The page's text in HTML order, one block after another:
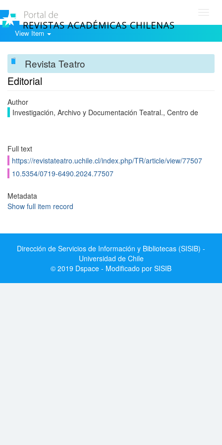
View Item
Revista Teatro
Editorial
Author
Investigación, Archivo y Documentación Teatral., Centro de
Full text
https://revistateatro.uchile.cl/index.php/TR/article/view/77507
10.5354/0719-6490.2024.77507
Metadata
Show full item record
Dirección de Servicios de Información y Bibliotecas (SISIB) -
Universidad de Chile
© 2019 Dspace - Modificado por SISIB